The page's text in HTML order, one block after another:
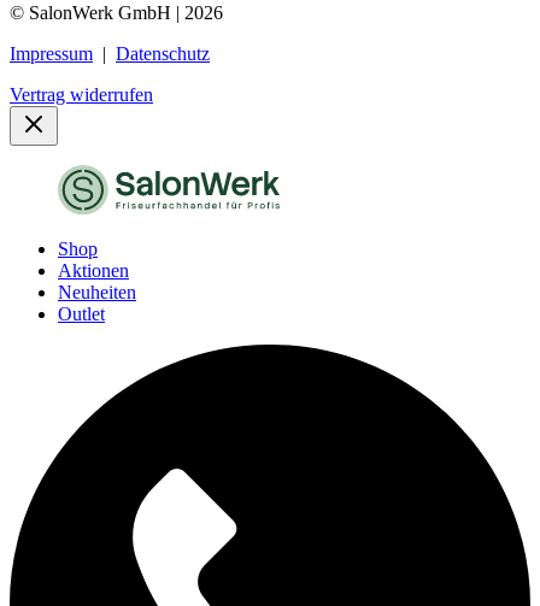
© SalonWerk GmbH | 2026
Impressum | Datenschutz
Vertrag widerrufen
Shop
Aktionen
Neuheiten
Outlet